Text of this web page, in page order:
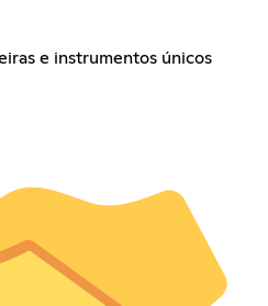
e instrumentos únicos